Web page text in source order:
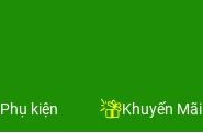
Phụ kiện Khuyến Mãi